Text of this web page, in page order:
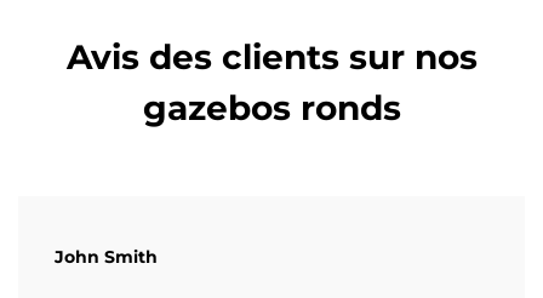
Avis des clients sur nos
gazebos ronds
John Smith